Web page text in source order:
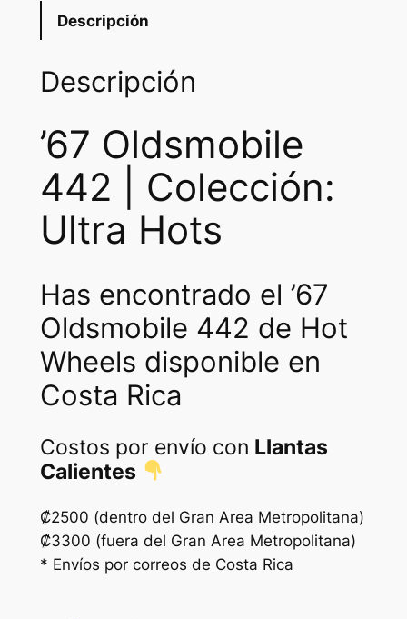
p
i
c
e
w
s
:
₡
1
0
0
.
r
c
e
i
s
₡
1
0
0
.
Descripción
Descripción
’67 Oldsmobile
442 | Colección:
Ultra Hots
Has encontrado el ’67
Oldsmobile 442 de Hot
Wheels disponible en
Costa Rica
Costos por envío con Llantas
Calientes
₡2500 (dentro del Gran Area Metropolitana)
₡3300 (fuera del Gran Area Metropolitana)
* Envíos por correos de Costa Rica